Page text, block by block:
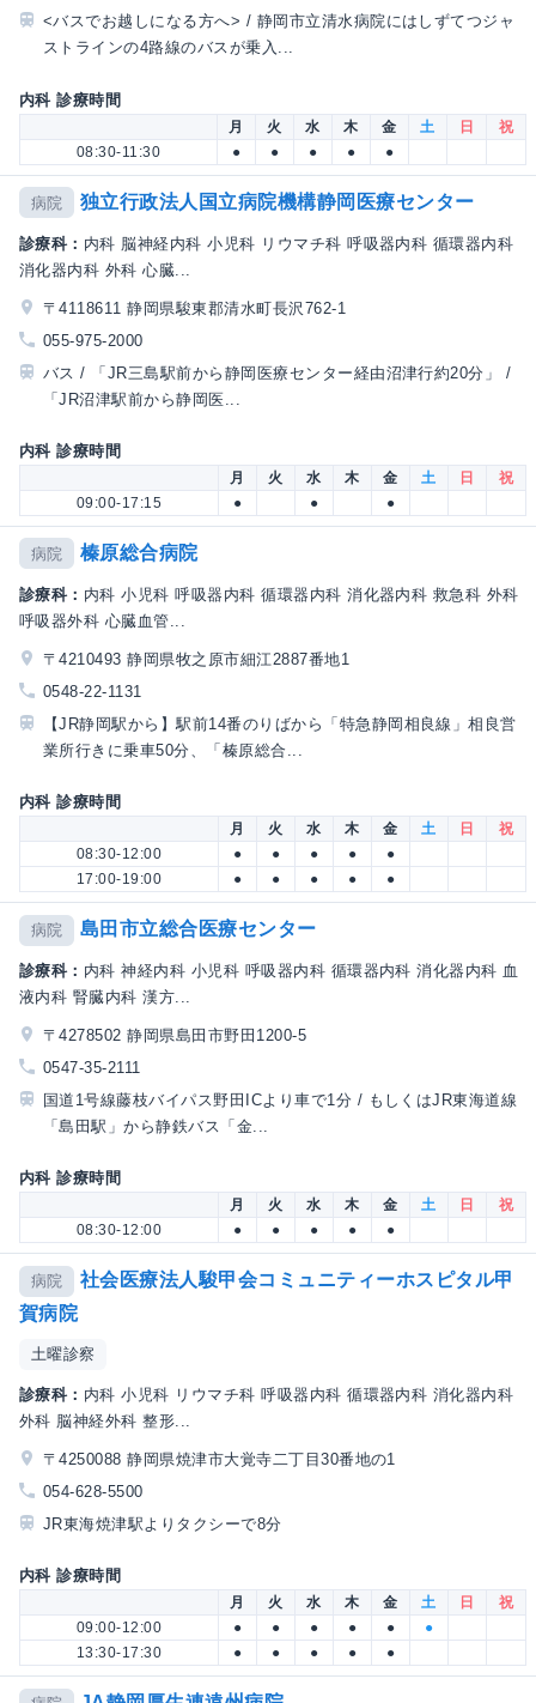
<バスでお越しになる方へ> / 静岡市立清水病院にはしずてつジャ
ストラインの4路線のバスが乗入...
内科 診療時間
月 火 水 木 金 土 日
祝
08:30-11:30
● ● ● ● ●
病院 独立行政法人国立病院機構静岡医療センター
診療科： 内科 脳神経内科 小児科 リウマチ科 呼吸器内科 循環器内科
消化器内科 外科 心臓...
〒4118611 静岡県駿東郡清水町長沢762-1
055-975-2000
バス / 「JR三島駅前から静岡医療センター経由沼津行約20分」 /
「JR沼津駅前から静岡医...
内科 診療時間
月 火 水 木 金 土 日
祝
09:00-17:15
● ● ●
病院 榛原総合病院
診療科： 内科 小児科 呼吸器内科 循環器内科 消化器内科 救急科 外科
呼吸器外科 心臓血管...
〒4210493 静岡県牧之原市細江2887番地1
0548-22-1131
【JR静岡駅から】駅前14番のりばから「特急静岡相良線」相良営
業所行きに乗車50分、「榛原総合...
内科 診療時間
月 火 水 木 金 土 日
祝
08:30-12:00
● ● ● ●
●
17:00-19:00
● ● ● ● ●
病院 島田市立総合医療センター
診療科： 内科 神経内科 小児科 呼吸器内科 循環器内科 消化器内科 血
液内科 腎臓内科 漢方...
〒4278502 静岡県島田市野田1200-5
0547-35-2111
国道1号線藤枝バイパス野田ICより車で1分 / もしくはJR東海道線
「島田駅」から静鉄バス「金...
内科 診療時間
月 火 水 木 金 土 日
祝
08:30-12:00
● ● ● ● ●
病院
社会医療法人駿甲会コミュニティーホスピタル甲
賀病院
土曜診察
診療科： 内科 小児科 リウマチ科 呼吸器内科 循環器内科 消化器内科
外科 脳神経外科 整形...
〒4250088 静岡県焼津市大覚寺二丁目30番地の1
054-628-5500
JR東海焼津駅よりタクシーで8分
内科 診療時間
月 火 水 木 金 土 日
祝
09:00-12:00
● ● ● ● ●
●
13:30-17:30
● ● ● ● ●